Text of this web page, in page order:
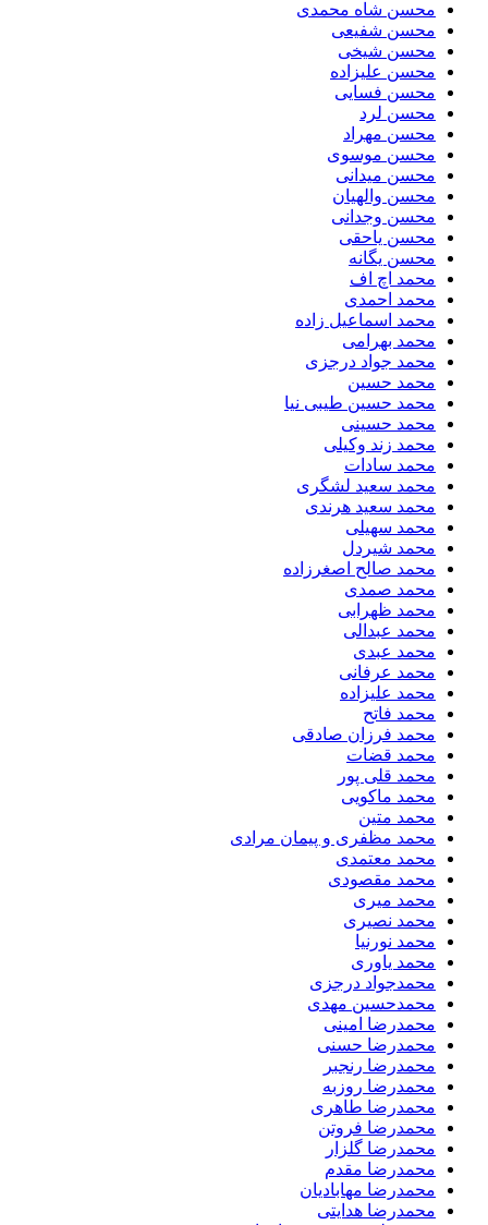
محسن شاه محمدی
محسن شفیعی
محسن شیخی
محسن علیزاده
محسن فسایی
محسن لرد
محسن مهراد
محسن موسوی
محسن میدانی
محسن والهیان
محسن وجدانی
محسن یاحقی
محسن یگانه
محمد اچ اف
محمد احمدی
محمد اسماعیل زاده
محمد بهرامی
محمد جواد درجزی
محمد حسین
محمد حسین طیبی نیا
محمد حسینی
محمد زند وکیلی
محمد سادات
محمد سعید لشگری
محمد سعید هرندی
محمد سهیلی
​محمد شیردل
محمد صالح اصغرزاده
محمد صمدی
محمد ظهرابی
محمد عبدالی
محمد عبدی
محمد عرفانی
محمد علیزاده
محمد فاتح
محمد فرزان صادقی
محمد قضات
محمد قلی پور
محمد ماکویی
محمد متین
محمد مظفری و پیمان مرادی
محمد معتمدی
محمد مقصودی
محمد میری
محمد نصیری
محمد نورنیا
محمد یاوری
محمدجواد درجزی
محمدحسین مهدی
محمدرضا امینی
محمدرضا حسنی
محمدرضا رنجبر
محمدرضا روزبه
محمدرضا طاهری
محمدرضا فروتن
محمدرضا گلزار
محمدرضا مقدم
محمدرضا مهابادیان
محمدرضا هدایتی